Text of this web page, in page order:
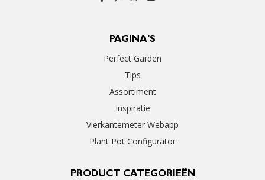
PAGINA'S
Perfect Garden
Tips
Assortiment
Inspiratie
Vierkantemeter Webapp
Plant Pot Configurator
PRODUCT CATEGORIEËN